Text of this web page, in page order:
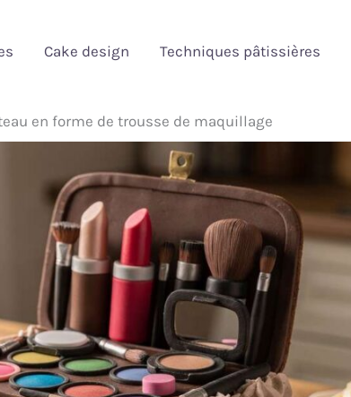
Cake design Techniques pâtissières
en forme de trousse de maquillage